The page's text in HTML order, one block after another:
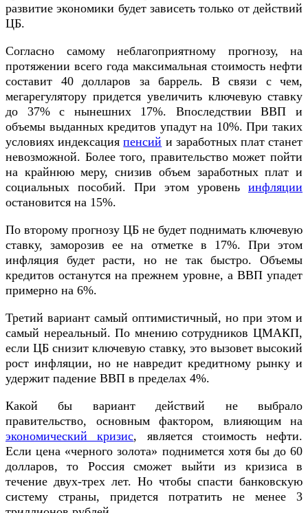
развитие экономики будет зависеть только от действий
ЦБ.
Согласно самому неблагоприятному прогнозу, на
протяжении всего года максимальная стоимость нефти
составит 40 долларов за баррель. В связи с чем,
мегарегулятору придется увеличить ключевую ставку
до 37% с нынешних 17%. Впоследствии ВВП и
объемы выданных кредитов упадут на 10%. При таких
условиях индексацияпенсий и заработных плат станет
невозможной. Более того, правительство может пойти
на крайнюю меру, снизив объем заработных плат и
социальных пособий. При этом уровень инфляции
остановится на 15%.
По второму прогнозу ЦБ не будет поднимать ключевую
ставку, заморозив ее на отметке в 17%. При этом
инфляция будет расти, но не так быстро. Объемы
кредитов останутся на прежнем уровне, а ВВП упадет
примерно на 6%.
Третий вариант самый оптимистичный, но при этом и
самый нереальный. По мнению сотрудников ЦМАКП,
если ЦБ снизит ключевую ставку, это вызовет высокий
рост инфляции, но не навредит кредитному рынку и
удержит падение ВВП в пределах 4%.
Какой бы вариант действий не выбрало
правительство, основным фактором, влияющим на
экономический кризис, является стоимость нефти.
Если цена «черного золота» поднимется хотя бы до 60
долларов, то Россия сможет выйти из кризиса в
течение двух-трех лет. Но чтобы спасти банковскую
систему страны, придется потратить не менее 3